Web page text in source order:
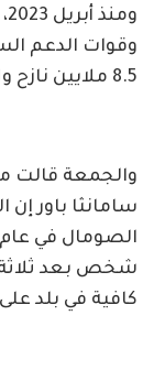
8.5 ملايين نازح ولاجئ، وفق الأمم المتحدة.
والجمعة قالت
سامانثا باور
شخص بعد ثلاثة
كافية في بلد